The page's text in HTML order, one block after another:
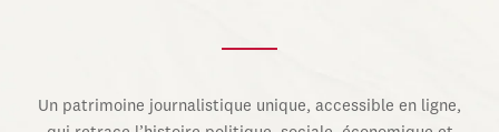
Un patrimoine journalistique unique, accessible en ligne,